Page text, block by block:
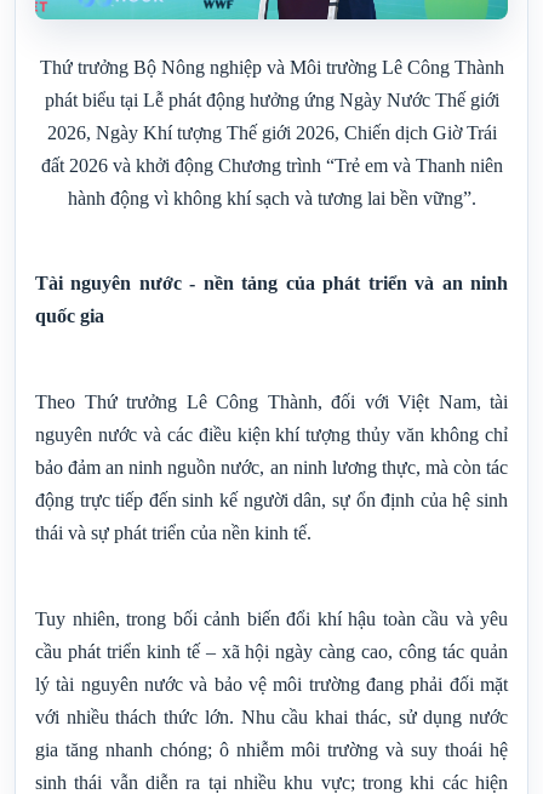
Thứ trưởng Bộ Nông nghiệp và Môi trường Lê Công Thành
phát biểu tại Lễ phát động hưởng ứng Ngày Nước Thế giới
2026, Ngày Khí tượng Thế giới 2026, Chiến dịch Giờ Trái
đất 2026 và khởi động Chương trình “Trẻ em và Thanh niên
hành động vì không khí sạch và tương lai bền vững”.
Tài nguyên nước - nền tảng của phát triển và an ninh
quốc gia
Theo Thứ trưởng Lê Công Thành, đối với Việt Nam, tài
nguyên nước và các điều kiện khí tượng thủy văn không chỉ
bảo đảm an ninh nguồn nước, an ninh lương thực, mà còn tác
động trực tiếp đến sinh kế người dân, sự ổn định của hệ sinh
thái và sự phát triển của nền kinh tế.
Tuy nhiên, trong bối cảnh biến đổi khí hậu toàn cầu và yêu
cầu phát triển kinh tế – xã hội ngày càng cao, công tác quản
lý tài nguyên nước và bảo vệ môi trường đang phải đối mặt
với nhiều thách thức lớn. Nhu cầu khai thác, sử dụng nước
gia tăng nhanh chóng; ô nhiễm môi trường và suy thoái hệ
sinh thái vẫn diễn ra tại nhiều khu vực; trong khi các hiện